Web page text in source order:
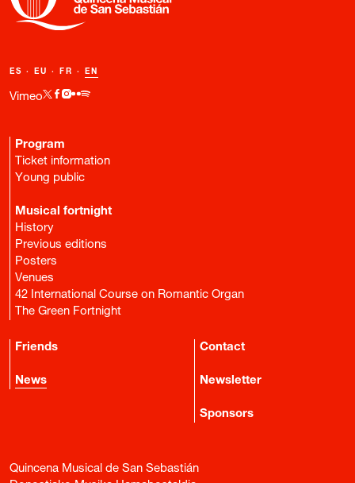
Vimeo
ES · EU · FR · EN
Program
Ticket information
Young public
Musical fortnight
History
Previous editions
Posters
Venues
42 International Course on Romantic Organ
The Green Fortnight
Friends
News
Contact
Newsletter
Sponsors
Quincena Musical de San Sebastián